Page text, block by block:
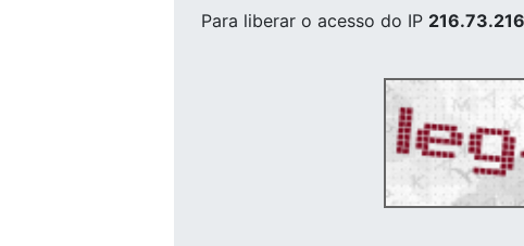
Para liberar o acesso do IP